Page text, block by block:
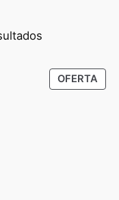
OFERTA